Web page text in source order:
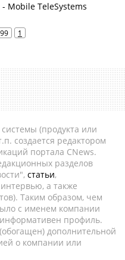
Mobile TeleSystems
1
(продукта или
создается редактором
портала CNews.
разделов
статьи,
а также
Таким образом, чем
с именем компании
информативен профиль.
дополнительной
о компании или